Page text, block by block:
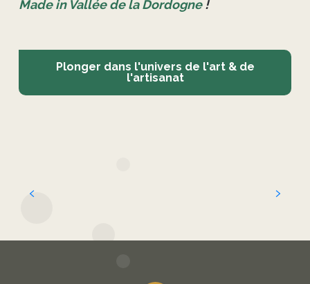
Made in Vallée de la Dordogne!
Plonger dans l'univers de l'art & de
l'artisanat